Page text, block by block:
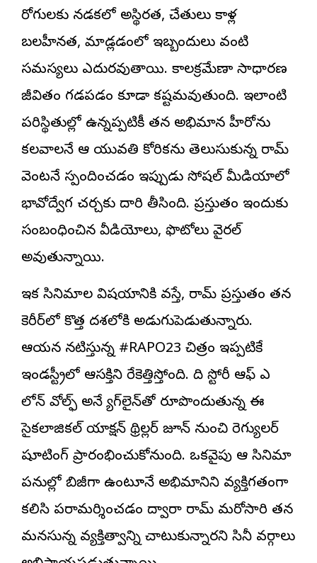
రోగులకు నడకలో అస్థిరత, చేతులు కాళ్ల
బలహీనత, మాట్లాడడంలో ఇబ్బందులు వంటి
సమస్యలు ఎదురవుతాయి. కాలక్రమేణా సాధారణ
జీవితం గడపడం కూడా కష్టమవుతుంది. ఇలాంటి
పరిస్థితుల్లో ఉన్నప్పటికీ తన అభిమాన హీరోను
కలవాలనే ఆ యువతి కోరికను తెలుసుకున్న రామ్
వెంటనే స్పందించడం ఇప్పుడు సోషల్ మీడియాలో
భావోద్వేగ చర్చకు దారి తీసింది. ప్రస్తుతం ఇందుకు
సంబంధించిన వీడియోలు, ఫొటోలు వైరల్
అవుతున్నాయి.
ఇక సినిమాల విషయానికి వస్తే, రామ్ ప్రస్తుతం తన
కెరీర్‌లో కొత్త దశలోకి అడుగుపెడుతున్నారు.
ఆయన నటిస్తున్న #RAPO23 చిత్రం ఇప్పటికే
ఇండస్ట్రీలో ఆసక్తిని రేకెత్తిస్తోంది. ది స్టోరీ ఆఫ్ ఎ
లోన్ వోల్ఫ్ అనే ట్యాగ్‌లైన్‌తో రూపొందుతున్న ఈ
సైకలాజికల్ యాక్షన్ థ్రిల్లర్ జూన్ నుంచి రెగ్యులర్
షూటింగ్ ప్రారంభించుకోనుంది. ఒకవైపు ఆ సినిమా
పనుల్లో బిజీగా ఉంటూనే అభిమానిని వ్యక్తిగతంగా
కలిసి పరామర్శించడం ద్వారా రామ్ మరోసారి తన
మనసున్న వ్యక్తిత్వాన్ని చాటుకున్నారని సినీ వర్గాలు